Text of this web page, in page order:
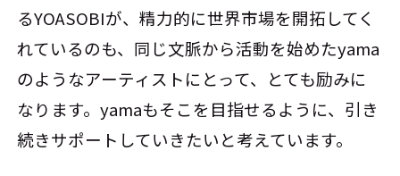
るYOASOBIが、精力的に世界市場を開拓してく
れているのも、同じ文脈から活動を始めたyama
のようなアーティストにとって、とても励みに
なります。yamaもそこを目指せるように、引き
続きサポートしていきたいと考えています。